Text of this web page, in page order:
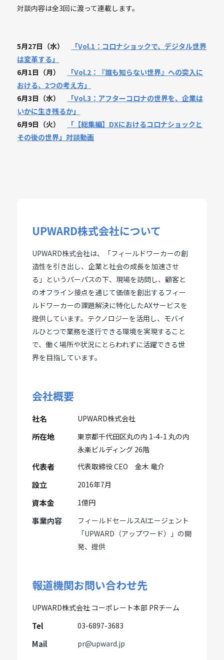
対談内容は全3回に渡って連載します。
5月27日（水）
「Vol.1：コロナショックで、デジタル世界
は変革する」
6月1日（月）
「Vol.2：『誰も知らない世界』への突入に
おける、2つの考え方」
6月3日（水）
「Vol.3：アフターコロナの世界を、企業は
いかに生き残るか」
6月9日（火）
「【総集編】DXにおけるコロナショックと
その後の世界」対談動画
UPWARD株式会社について
UPWARD株式会社は、「フィールドワーカーの創
造性を引き出し、企業と社会の成長を加速させ
る」というパーパスの下、現場を訪問し、顧客と
のオフライン接点を通じて価値を創出するフィー
ルドワーカーの課題解決に特化したAXサービスを
提供しています。テクノロジーを活用し、モバイ
ルひとつで業務を遂行できる環境を実現すること
で、働く場所や状況にとらわれずに活躍できる世
界を目指しています。
会社概要
社名 UPWARD株式会社
所在地
東京都千代田区丸の内 1-4-1 丸の内
永楽ビルディング 26階
代表者 代表取締役 CEO 金木 竜介
設立 2016年7月
資本金 1億円
事業内容
フィールドセールスAIエージェント
「UPWARD（アップワード）」の開
発、提供
報道機関お問い合わせ先
UPWARD株式会社 コーポレート本部 PRチーム
Tel 03-6897-3683
Mail pr@upward.jp